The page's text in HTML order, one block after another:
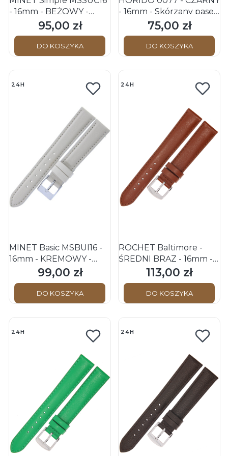
- 16mm - BEŻOWY -
Skórzany pasek do
zegarka
Cena
95,00 zł
DO KOSZYKA
- 16mm - Skórzany pasek
do zegarka o strukturze
Gładkiej
Cena
75,00 zł
DO KOSZYKA
24H
MINET Basic MSBUI16 -
16mm - KREMOWY -
Skórzany pasek do
zegarka
Cena
99,00 zł
DO KOSZYKA
24H
ROCHET Baltimore -
ŚREDNI BRĄZ - 16mm -
Skórzany pasek do
zegarka
Cena
113,00 zł
DO KOSZYKA
24H 24H